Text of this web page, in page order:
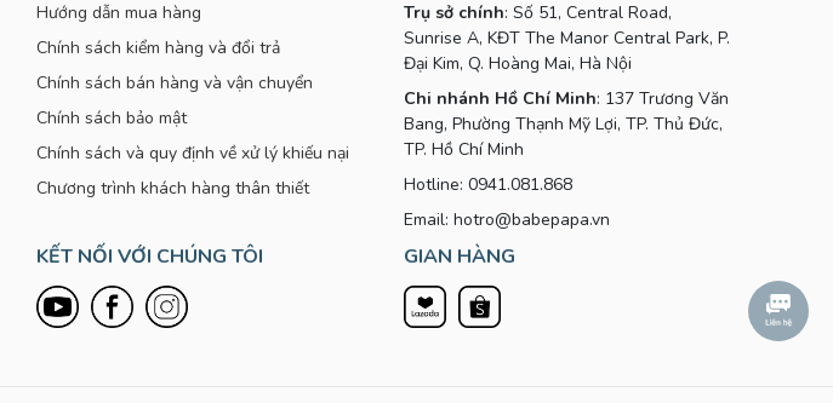
Hướng dẫn mua hàng
Chính sách kiểm hàng và đổi trả
Chính sách bán hàng và vận chuyển
Chính sách bảo mật
Chính sách và quy định về xử lý khiếu nại
Chương trình khách hàng thân thiết
Trụ sở chính: Số 51, Central Road,
Sunrise A, KĐT The Manor Central Park, P.
Đại Kim, Q. Hoàng Mai, Hà Nội
Chi nhánh Hồ Chí Minh: 137 Trương Văn
Bang, Phường Thạnh Mỹ Lợi, TP. Thủ Đức,
TP. Hồ Chí Minh
Hotline: 0941.081.868
Email: hotro@babepapa.vn
KẾT NỐI VỚI CHÚNG TÔI GIAN HÀNG